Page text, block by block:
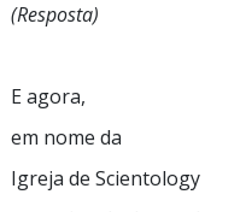
(Resposta)
E agora,
em nome da
Igreja de Scientology